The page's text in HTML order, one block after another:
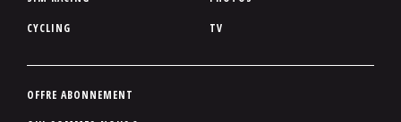
d
p
CYCLING
TV
P
OFFRE ABONNEMENT